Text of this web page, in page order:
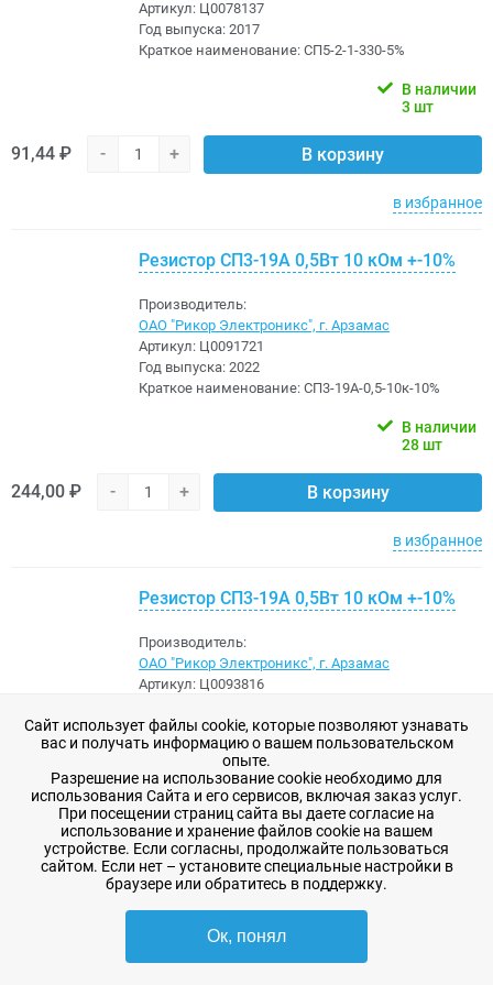
Артикул: Ц0078137
Год выпуска: 2017
Краткое наименование: СП5-2-1-330-5%
В наличии
3 шт
91,44 ₽ - + В корзину
в избранное
Резистор СП3-19А 0,5Вт 10 кОм +-10%
Производитель:
ОАО "Рикор Электроникс", г. Арзамас
Артикул: Ц0091721
Год выпуска: 2022
Краткое наименование: СП3-19А-0,5-10к-10%
В наличии
28 шт
244,00 ₽ - + В корзину
в избранное
Резистор СП3-19А 0,5Вт 10 кОм +-10%
Производитель:
ОАО "Рикор Электроникс", г. Арзамас
Артикул: Ц0093816
ноги)
28 шт
122,00 ₽ - + В корзину
в избранное
Резистор ПП3-43-1,5 К
Сайт использует файлы cookie, которые позволяют узнавать
вас и получать информацию о вашем пользовательском
опыте.
Разрешение на использование cookie необходимо для
использования Сайта и его сервисов, включая заказ услуг.
При посещении страниц сайта вы даете согласие на
использование и хранение файлов cookie на вашем
устройстве. Если согласны, продолжайте пользоваться
сайтом. Если нет – установите специальные настройки в
браузере или обратитесь в поддержку.
Ок, понял